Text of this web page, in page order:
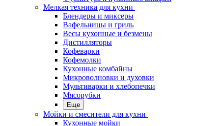
Мелкая техника для кухни
Блендеры и миксеры
Вафельницы и гриль
Весы кухонные и безмены
Дистилляторы
Кофеварки
Кофемолки
Кухонные комбайны
Микроволновки и духовки
Мультиварки и хлебопечки
Мясорубки
Еще
Мойки и смесители для кухни
Кухонные мойки